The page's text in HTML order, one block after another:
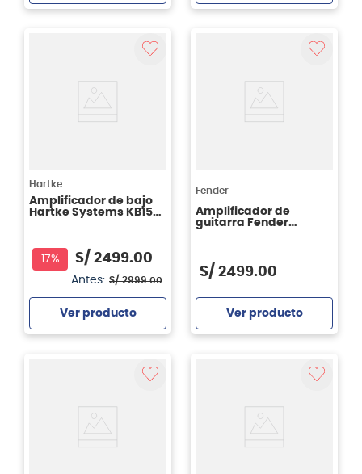
Hartke
Amplificador de bajo
Hartke Systems KB15
17% S/ 2499.00
Antes: S/ 2999.00
Ver producto
Fender
Amplificador de
guitarra Fender
S/ 2499.00
Ver producto